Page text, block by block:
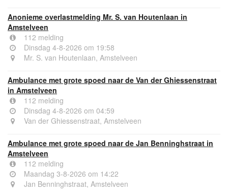
Anonieme overlastmelding Mr. S. van Houtenlaan in
Amstelveen
112 melding
Dinsdag 4-8-2026 om 19:58
Mr. S. van Houtenlaan, Amstelveen
Ambulance met grote spoed naar de Van der Ghiessenstraat
in Amstelveen
112 melding
Dinsdag 4-8-2026 om 04:59
Van der Ghiessenstraat, Amstelveen
Ambulance met grote spoed naar de Jan Benninghstraat in
Amstelveen
112 melding
Maandag 3-8-2026 om 14:22
Jan Benninghstraat, Amstelveen